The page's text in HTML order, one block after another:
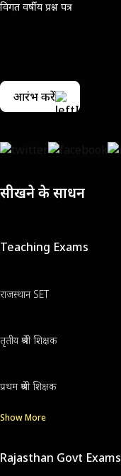
विगत वर्षीय प्रश्न पत्र
आरंभ करें
सीखने के साधन
Teaching Exams
राजस्थान SET
तृतीय श्रेणी शिक्षक
प्रथम श्रेणी शिक्षक
Show More
Rajasthan Govt Exams